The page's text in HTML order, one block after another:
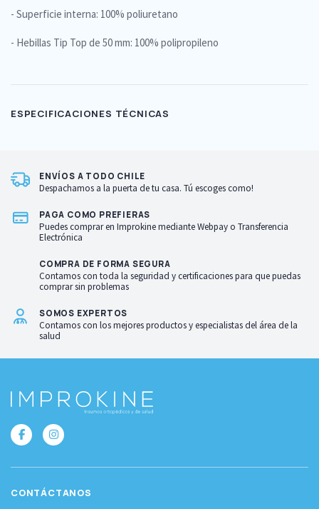
- Superficie interna: 100% poliuretano
- Hebillas Tip Top de 50 mm: 100% polipropileno
ESPECIFICACIONES TÉCNICAS
ENVÍOS A TODO CHILE
Despachamos a la puerta de tu casa. Tú escoges como!
PAGA COMO PREFIERAS
Puedes comprar en Improkine mediante Webpay o Transferencia
Electrónica
COMPRA DE FORMA SEGURA
Contamos con toda la seguridad y certificaciones para que puedas
comprar sin problemas
SOMOS EXPERTOS
Contamos con los mejores productos y especialistas del área de la
salud
CONTÁCTANOS